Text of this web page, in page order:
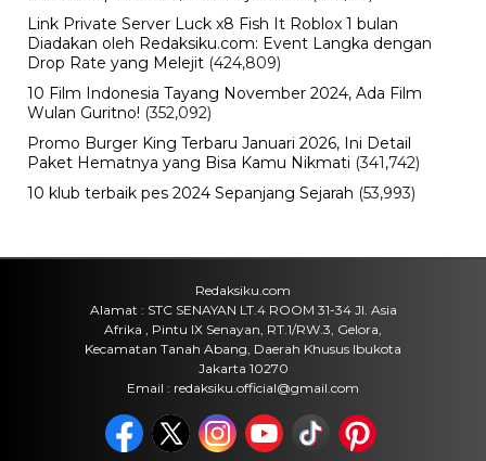
Dua Tersangka
Kamis, 6 Agu 2026 - 15:46 WIB
Sarwendah Disebut Setia Dampingi
Ruben Onsu Saat Kondisi Kritis, Ini
Kabar Terbarunya
Kamis, 6 Agu 2026 - 15:25 WIB
Sejarah
Link Pendaftaran
Harga Emas Antam Hari Ini, Cek
Pergerakan Harga Logam Mulia
Kamis, 6 Agu 2026 - 15:09 WIB
POPULER